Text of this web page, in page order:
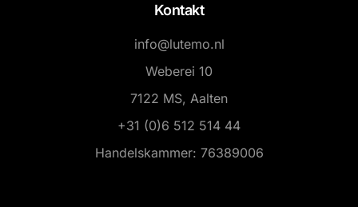
Kontakt
info@lutemo.nl
Weberei 10
7122 MS, Aalten
+31 (0)6 512 514 44
Handelskammer: 76389006